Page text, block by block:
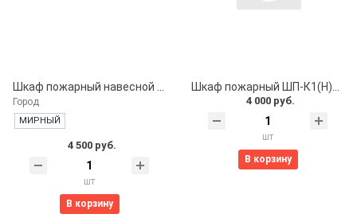
Город
МИРНЫЙ
4 500 руб.
шт
В корзину
4 000 руб.
шт
В корзину